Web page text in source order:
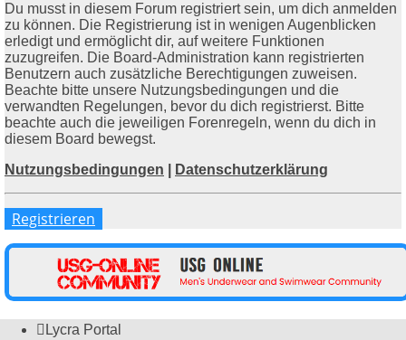
Du musst in diesem Forum registriert sein, um dich anmelden
zu können. Die Registrierung ist in wenigen Augenblicken
erledigt und ermöglicht dir, auf weitere Funktionen
zuzugreifen. Die Board-Administration kann registrierten
Benutzern auch zusätzliche Berechtigungen zuweisen.
Beachte bitte unsere Nutzungsbedingungen und die
verwandten Regelungen, bevor du dich registrierst. Bitte
beachte auch die jeweiligen Forenregeln, wenn du dich in
diesem Board bewegst.
Nutzungsbedingungen
Datenschutzerklärung
Registrieren
Lycra Portal